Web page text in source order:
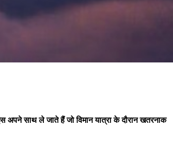
अपने साथ ले जाते हैं जो विमान यात्रा के दौरान खतरनाक